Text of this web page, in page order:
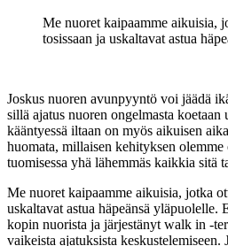
Me nuoret kaipaamme aikuisia,
tosissaan ja uskaltavat astua
Joskus nuoren avunpyyntö voi jäädä
sillä ajatus nuoren ongelmasta koetaan
kääntyessä iltaan on myös aikuisen
huomata, millaisen kehityksen
tuomisessa yhä lähemmäs kaikkia sitä
Me nuoret kaipaamme aikuisia, jotka
uskaltavat astua häpeänsä
kopin nuorista ja järjestänyt walk in -
vaikeista ajatuksista keskustelemiseen.